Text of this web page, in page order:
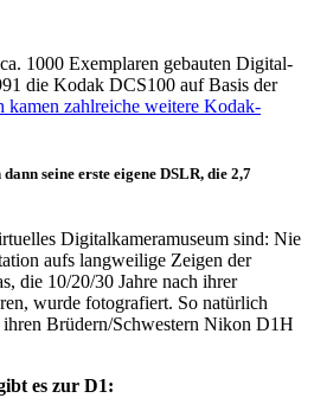
1000 Exemplaren gebauten Digital-
die Kodak DCS100 auf Basis der
kamen zahlreiche weitere Kodak-
seine erste eigene DSLR, die 2,7
Digitalkameramuseum sind: Nie
aufs langweilige Zeigen der
die 10/20/30 Jahre nach ihrer
wurde fotografiert. So natürlich
Brüdern/Schwestern Nikon D1H
es zur D1: